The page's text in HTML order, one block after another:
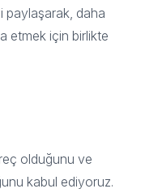
paylaşarak, daha
etmek için birlikte
olduğunu ve
kabul ediyoruz.